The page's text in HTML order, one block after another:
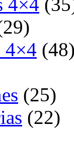
4×4
4×4
(25)
(22)